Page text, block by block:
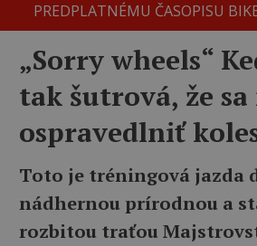
PREDPLATNÉMU ČASOPISU
„Sorry wheels“
tak šutrová, že
ospravedlniť
Toto je tréningová jazda
nádhernou prírodnou a
rozbitou traťou